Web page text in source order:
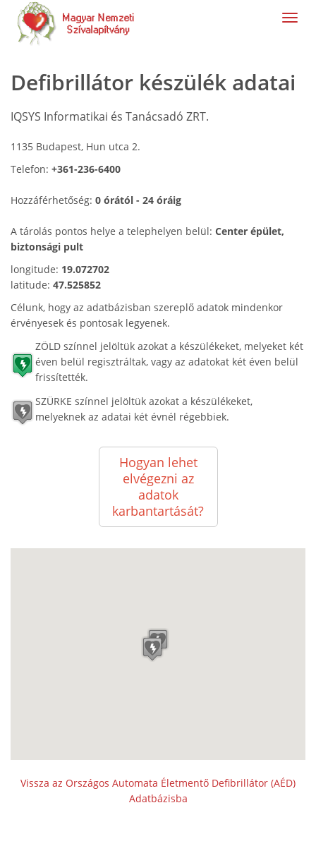
Defibrillátor készülék adatai
IQSYS Informatikai és Tanácsadó ZRT.
1135 Budapest, Hun utca 2.
Telefon: +361-236-6400
Hozzáférhetőség: 0 órától - 24 óráig
A tárolás pontos helye a telephelyen belül: Center épület,
biztonsági pult
longitude: 19.072702
latitude: 47.525852
Célunk, hogy az adatbázisban szereplő adatok mindenkor
érvényesek és pontosak legyenek.
ZÖLD színnel jelöltük azokat a készülékeket, melyeket két
éven belül regisztráltak, vagy az adatokat két éven belül
frissítették.
SZÜRKE színnel jelöltük azokat a készülékeket,
melyeknek az adatai két évnél régebbiek.
Hogyan lehet
elvégezni az
adatok
karbantartását?
Vissza az Országos Automata Életmentő Defibrillátor (AÉD)
Adatbázisba